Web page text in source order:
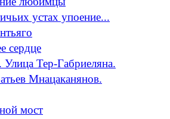
устах упоение...
сердце
Улица Тер-Габриеляна.
Мнацаканянов.
мост